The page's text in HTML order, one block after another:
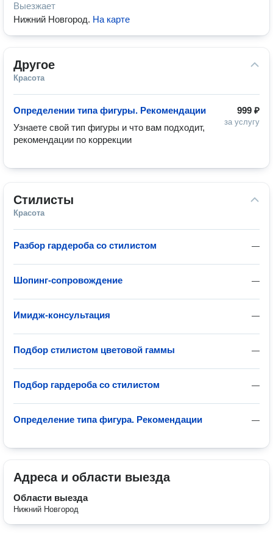
Выезжает
Нижний Новгород. На карте
Другое
Красота
999 ₽
за услугу
Определении типа фигуры. Рекомендации
Узнаете свой тип фигуры и что вам подходит,
рекомендации по коррекции
Стилисты
Красота
—
Разбор гардероба со стилистом
—
Шопинг-сопровождение
—
Имидж-консультация
—
Подбор стилистом цветовой гаммы
—
Подбор гардероба со стилистом
—
Определение типа фигура. Рекомендации
Адреса и области выезда
Области выезда
Нижний Новгород